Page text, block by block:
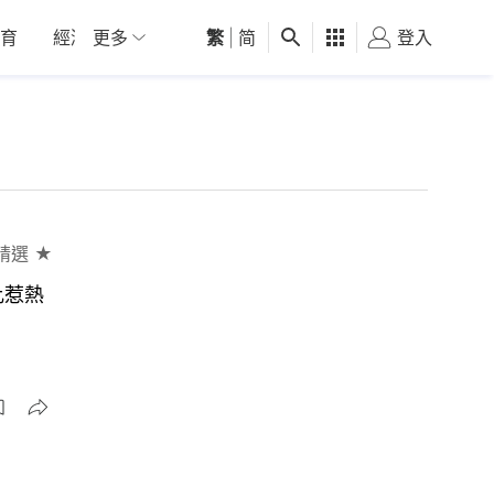
經濟 01深圳 觀點 健康 好食玩飛
更多 繁 简 登入
選 ★
熱